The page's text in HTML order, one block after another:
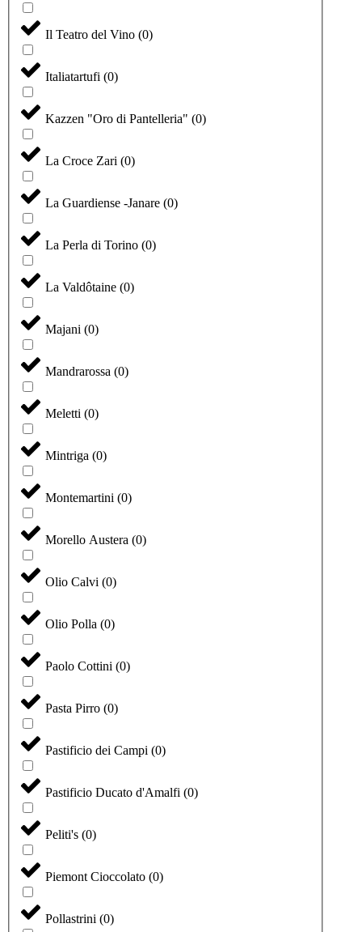
Il Teatro del Vino (0)
Italiatartufi (0)
Kazzen "Oro di Pantelleria" (0)
La Croce Zari (0)
La Guardiense -Janare (0)
La Perla di Torino (0)
La Valdôtaine (0)
Majani (0)
Mandrarossa (0)
Meletti (0)
Mintriga (0)
Montemartini (0)
Morello Austera (0)
Olio Calvi (0)
Olio Polla (0)
Paolo Cottini (0)
Pasta Pirro (0)
Pastificio dei Campi (0)
Pastificio Ducato d'Amalfi (0)
Peliti's (0)
Piemont Cioccolato (0)
Pollastrini (0)